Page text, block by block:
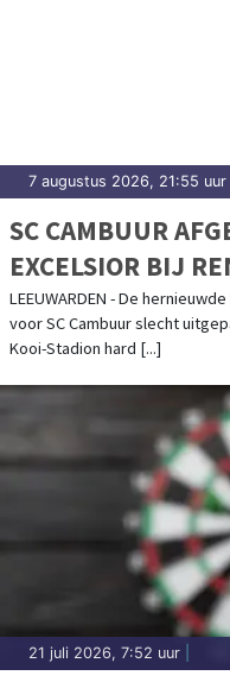
7 augustus 2026, 21:55 uur
SC CAMBUUR
EXCELSIOR BIJ
LEEUWARDEN - De
voor SC Cambuur slecht
Kooi-Stadion hard [...]
21 juli 2026, 7:52 uur